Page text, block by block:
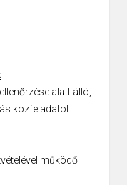
alatt álló,
közfeladatot
működő